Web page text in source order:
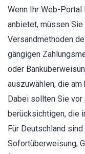
Wenn Ihr Web-
anbietet, müssen
Versandmethoden
gängigen
oder
auszuwählen, die
Dabei sollten Sie
berücksichtigen, die
Für Deutschland
Sofortüberweisung,